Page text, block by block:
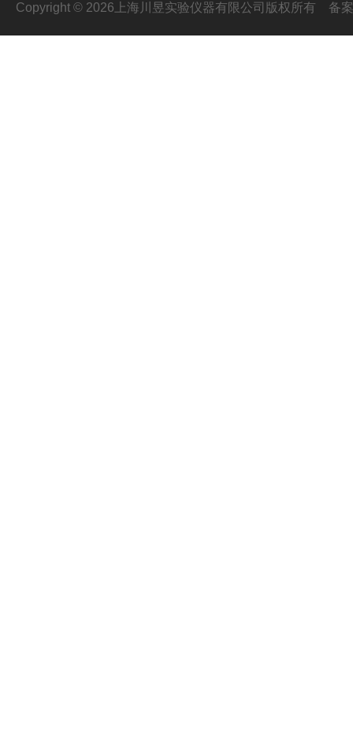
Copyright © 2026上海川昱实验仪器有限公司版权所有 备